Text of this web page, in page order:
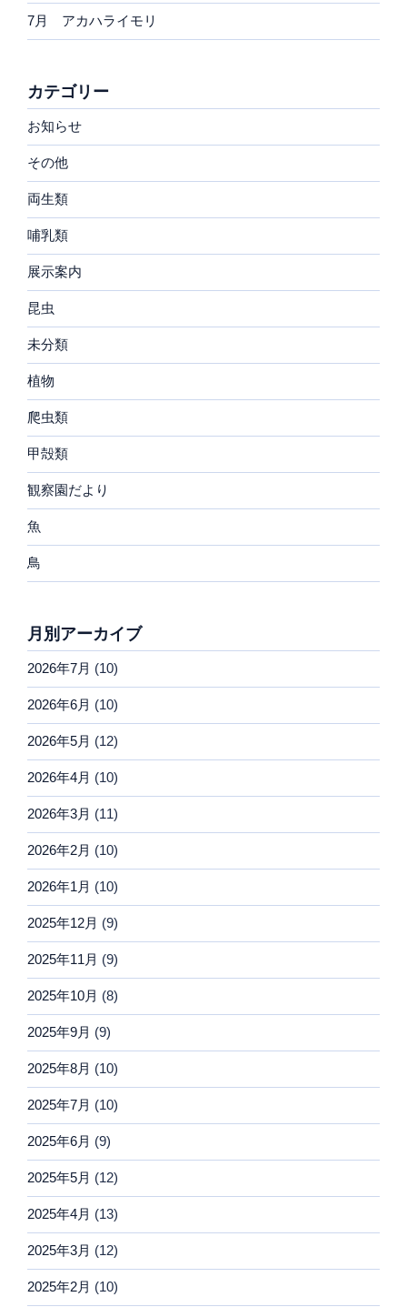
7月 アカハライモリ
カテゴリー
お知らせ
その他
両生類
哺乳類
展示案内
昆虫
未分類
植物
爬虫類
甲殻類
観察園だより
魚
鳥
月別アーカイブ
2026年7月 (10)
2026年6月 (10)
2026年5月 (12)
2026年4月 (10)
2026年3月 (11)
2026年2月 (10)
2026年1月 (10)
2025年12月 (9)
2025年11月 (9)
2025年10月 (8)
2025年9月 (9)
2025年8月 (10)
2025年7月 (10)
2025年6月 (9)
2025年5月 (12)
2025年4月 (13)
2025年3月 (12)
2025年2月 (10)